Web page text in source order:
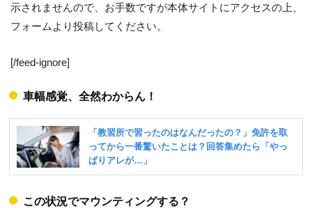
示されませんので、お手数ですが本体サイトにアクセスの上、
フォームより投稿してください。
[/feed-ignore]
車幅感覚、全然わからん！
この状況でマウンティングする？